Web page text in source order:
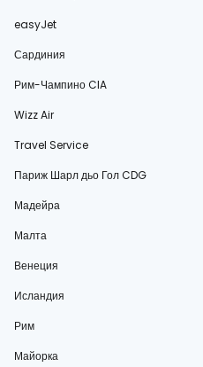
easyJet
Сардиния
Рим-Чампино CIA
Wizz Air
Travel Service
Париж Шарл дьо Гол CDG
Мадейра
Малта
Венеция
Исландия
Рим
Майорка